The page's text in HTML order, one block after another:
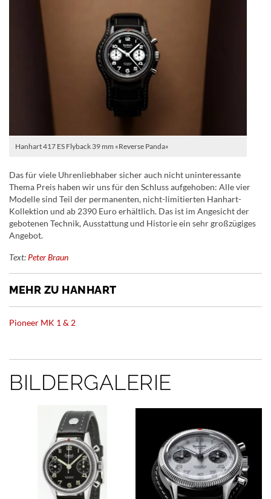
Hanhart 417 ES Flyback 39 mm «Reverse Panda»
Das für viele Uhrenliebhaber sicher auch nicht uninteressante
Thema Preis haben wir uns für den Schluss aufgehoben: Alle vier
Modelle sind Teil der permanenten, nicht-limitierten Hanhart-
Kollektion und ab 2390 Euro erhältlich. Das ist im Angesicht der
gebotenen Technik, Ausstattung und Historie ein sehr großzügiges
Angebot.
Text: Peter Braun
MEHR ZU HANHART
Pioneer MK 1 & 2
BILDERGALERIE